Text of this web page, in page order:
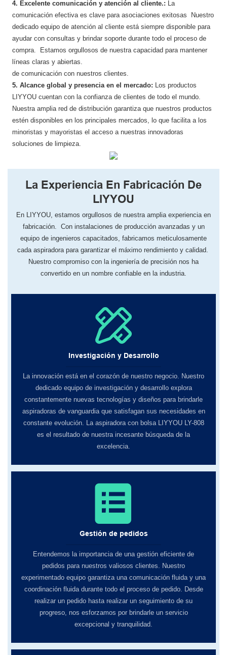
4. Excelente comunicación y atención al cliente.:
La
comunicación efectiva es clave para asociaciones exitosas Nuestro
dedicado equipo de atención al cliente está siempre disponible para
ayudar con consultas y brindar soporte durante todo el proceso de
compra. Estamos orgullosos de nuestra capacidad para mantener
líneas claras y abiertas.
de comunicación con nuestros clientes.
5. Alcance global y presencia en el mercado:
Los productos
LIYYOU cuentan con la confianza de clientes de todo el mundo.
Nuestra amplia red de distribución garantiza que nuestros productos
estén disponibles en los principales mercados, lo que facilita a los
minoristas y mayoristas el acceso a nuestras innovadoras
soluciones de limpieza.
La Experiencia En Fabricación De
LIYYOU
En LIYYOU, ​​estamos orgullosos de nuestra amplia experiencia en
fabricación. Con instalaciones de producción avanzadas y un
equipo de ingenieros capacitados, fabricamos meticulosamente
cada aspiradora para garantizar el máximo rendimiento y calidad.
Nuestro compromiso con la ingeniería de precisión nos ha
convertido en un nombre confiable en la industria.
Investigación y Desarrollo
La innovación está en el corazón de nuestro negocio. Nuestro
dedicado equipo de investigación y desarrollo explora
constantemente nuevas tecnologías y diseños para brindarle
aspiradoras de vanguardia que satisfagan sus necesidades en
constante evolución. La aspiradora con bolsa LIYYOU LY-808
es el resultado de nuestra incesante búsqueda de la
excelencia.
Gestión de pedidos
Entendemos la importancia de una gestión eficiente de
pedidos para nuestros valiosos clientes. Nuestro
experimentado equipo garantiza una comunicación fluida y una
coordinación fluida durante todo el proceso de pedido. Desde
realizar un pedido hasta realizar un seguimiento de su
progreso, nos esforzamos por brindarle un servicio
excepcional y tranquilidad.